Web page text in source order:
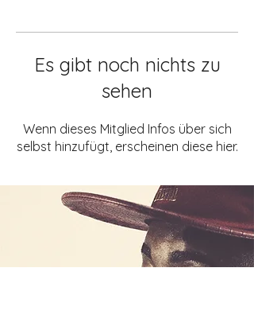
Es gibt noch nichts zu
sehen
Wenn dieses Mitglied Infos über sich
selbst hinzufügt, erscheinen diese hier.